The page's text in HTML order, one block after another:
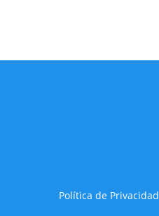
Política de Privacidad